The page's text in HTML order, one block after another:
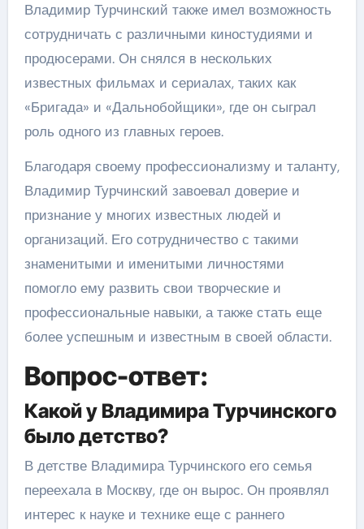
Владимир Турчинский также имел возможность
сотрудничать с различными киностудиями и
продюсерами. Он снялся в нескольких
известных фильмах и сериалах, таких как
«Бригада» и «Дальнобойщики», где он сыграл
роль одного из главных героев.
Благодаря своему профессионализму и таланту,
Владимир Турчинский завоевал доверие и
признание у многих известных людей и
организаций. Его сотрудничество с такими
знаменитыми и именитыми личностями
помогло ему развить свои творческие и
профессиональные навыки, а также стать еще
более успешным и известным в своей области.
Вопрос-ответ:
Какой у Владимира Турчинского
было детство?
В детстве Владимира Турчинского его семья
переехала в Москву, где он вырос. Он проявлял
интерес к науке и технике еще с раннего